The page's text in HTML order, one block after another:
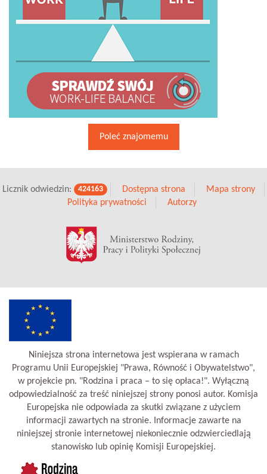
Poleć znajomemu
Licznik odwiedzin: 424163 Dostępna strona
Mapa strony
Polityka prywatności
Autorzy
Niniejsza strona internetowa jest wspierana w ramach
Programu Unii Europejskiej "Prawa, Równość i Obywatelstwo",
w projekcie pn. "Rodzina i praca – to się opłaca!". Wyłączną
odpowiedzialność za treść niniejszej strony ponosi autor. Komisja
Europejska nie odpowiada za skutki związane z użyciem
informacji zawartych na stronie. Informacje zawarte na
niniejszej stronie internetowej niekoniecznie odzwierciedlają
stanowisko lub opinię Komisji Europejskiej.